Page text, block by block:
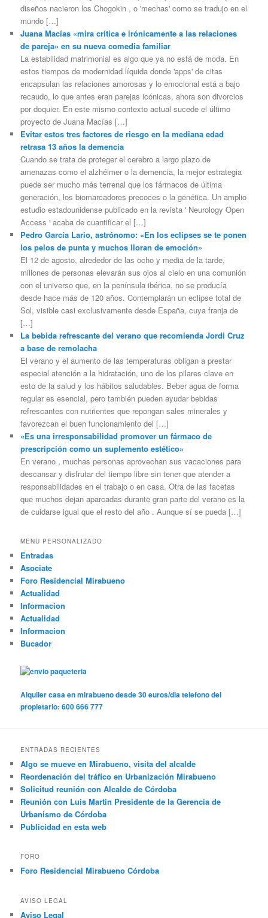
diseños nacieron los Chogokin , o 'mechas' como se tradujo en el
mundo […]
Juana Macías «mira crítica e irónicamente a las relaciones
de pareja» en su nueva comedia familiar
La estabilidad matrimonial es algo que ya no está de moda. En
estos tiempos de modernidad líquida donde 'apps' de citas
encapsulan las relaciones amorosas y lo emocional está a bajo
recaudo, lo que antes eran parejas icónicas, ahora son divorcios
por doquier. En este mismo contexto actual sucede el último
proyecto de Juana Macías […]
Evitar estos tres factores de riesgo en la mediana edad
retrasa 13 años la demencia
Cuando se trata de proteger el cerebro a largo plazo de
amenazas como el alzhéimer o la demencia, la mejor estrategia
puede ser mucho más terrenal que los fármacos de última
generación, los biomarcadores precoces o la genética. Un amplio
estudio estadounidense publicado en la revista ' Neurology Open
Access ' acaba de cuantificar el […]
Pedro García Lario, astrónomo: «En los eclipses se te ponen
los pelos de punta y muchos lloran de emoción»
El 12 de agosto, alrededor de las ocho y media de la tarde,
millones de personas elevarán sus ojos al cielo en una comunión
con el universo que, en la península ibérica, no se producía
desde hace más de 120 años. Contemplarán un eclipse total de
Sol, visible casi exclusivamente desde España, cuya franja de
[…]
La bebida refrescante del verano que recomienda Jordi Cruz
a base de remolacha
El verano y el aumento de las temperaturas obligan a prestar
especial atención a la hidratación, uno de los pilares clave en
esto de la salud y los hábitos saludables. Beber agua de forma
regular es esencial, pero también pueden ayudar bebidas
refrescantes con nutrientes que repongan sales minerales y
favorezcan el buen funcionamiento del […]
«Es una irresponsabilidad promover un fármaco de
prescripción como un suplemento estético»
En verano , muchas personas aprovechan sus vacaciones para
descansar y disfrutar del tiempo libre sin tener que atender a
responsabilidades en el trabajo o en casa. Otra de las facetas
que muchos dejan aparcadas durante gran parte del verano es la
de cuidarse igual que el resto del año . Aunque sí se pueda […]
MENU PERSONALIZADO
Entradas
Asociate
Foro Residencial Mirabueno
Actualidad
Informacion
Actualidad
Informacion
Bucador
Alquiler casa en mirabueno desde 30 euros/dia telefono del
propietario: 600 666 777
ENTRADAS RECIENTES
Algo se mueve en Mirabueno, visita del alcalde
Reordenación del tráfico en Urbanización Mirabueno
Solicitud reunión con Alcalde de Córdoba
Reunión con Luis Martín Presidente de la Gerencia de
Urbanismo de Córdoba
Publicidad en esta web
FORO
Foro Residencial Mirabueno Córdoba
AVISO LEGAL
Aviso Legal